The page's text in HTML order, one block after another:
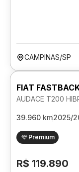
CAMPINAS/SP
FIAT
AUDACE T200
39.960 km2025/
Premium
R$ 119.890